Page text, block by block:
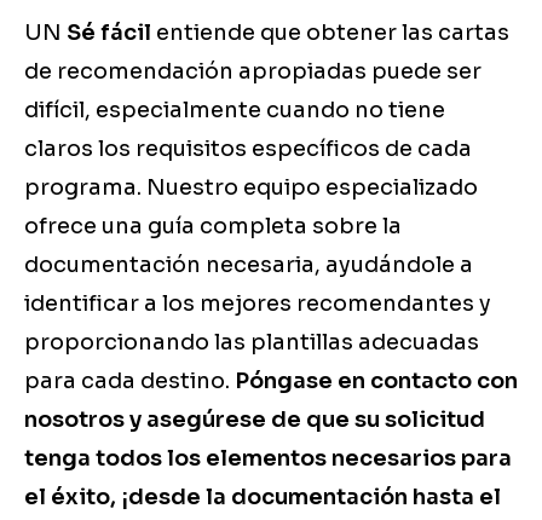
UN Sé fácil entiende que obtener las cartas
de recomendación apropiadas puede ser
difícil, especialmente cuando no tiene
claros los requisitos específicos de cada
programa. Nuestro equipo especializado
ofrece una guía completa sobre la
documentación necesaria, ayudándole a
identificar a los mejores recomendantes y
proporcionando las plantillas adecuadas
para cada destino. Póngase en contacto con
nosotros y asegúrese de que su solicitud
tenga todos los elementos necesarios para
el éxito, ¡desde la documentación hasta el